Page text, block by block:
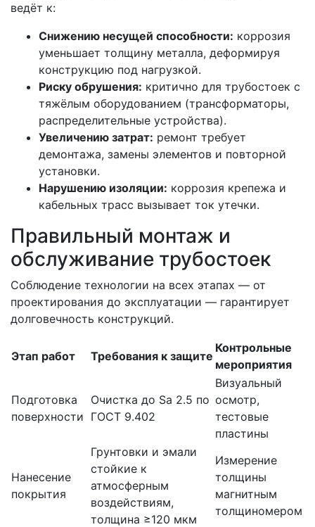
ведёт к:
Снижению несущей способности: коррозия
уменьшает толщину металла, деформируя
конструкцию под нагрузкой.
Риску обрушения: критично для трубостоек с
тяжёлым оборудованием (трансформаторы,
распределительные устройства).
Увеличению затрат: ремонт требует
демонтажа, замены элементов и повторной
установки.
Нарушению изоляции: коррозия крепежа и
кабельных трасс вызывает ток утечки.
Правильный монтаж и
обслуживание трубостоек
Соблюдение технологии на всех этапах — от
проектирования до эксплуатации — гарантирует
долговечность конструкций.
Этап работ Требования к защите
Контрольные
мероприятия
Подготовка
поверхности
Очистка до Sa 2.5 по
ГОСТ 9.402
Визуальный
осмотр,
тестовые
пластины
Нанесение
покрытия
Грунтовки и эмали
стойкие к
атмосферным
воздействиям,
толщина ≥120 мкм
Измерение
толщины
магнитным
толщиномером